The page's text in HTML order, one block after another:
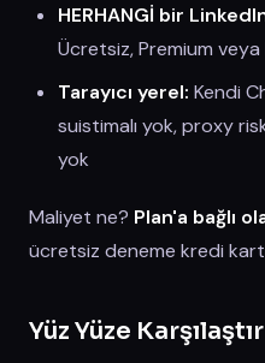
HERHANGİ bir
Ücretsiz, Premium
Tarayıcı yerel: Kendi
suistimalı yok, proxy
yok
Maliyet ne? Plan'a bağlı
ücretsiz deneme kredi
Yüz Yüze